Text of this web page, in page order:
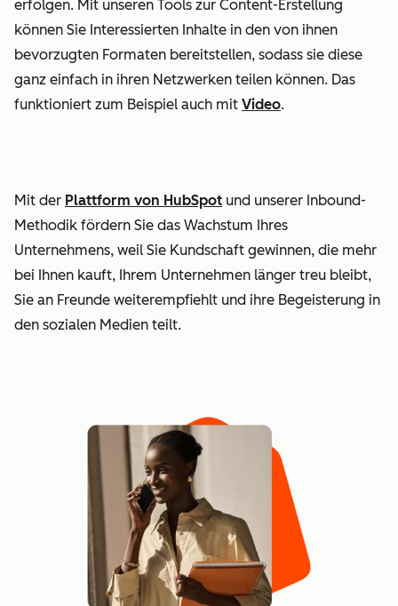
erfolgen. Mit unseren Tools zur Content-Erstellung
können Sie Interessierten Inhalte in den von ihnen
bevorzugten Formaten bereitstellen, sodass sie diese
ganz einfach in ihren Netzwerken teilen können. Das
funktioniert zum Beispiel auch mit Video.
Mit der Plattform von HubSpot und unserer Inbound-
Methodik fördern Sie das Wachstum Ihres
Unternehmens, weil Sie Kundschaft gewinnen, die mehr
bei Ihnen kauft, Ihrem Unternehmen länger treu bleibt,
Sie an Freunde weiterempfiehlt und ihre Begeisterung in
den sozialen Medien teilt.